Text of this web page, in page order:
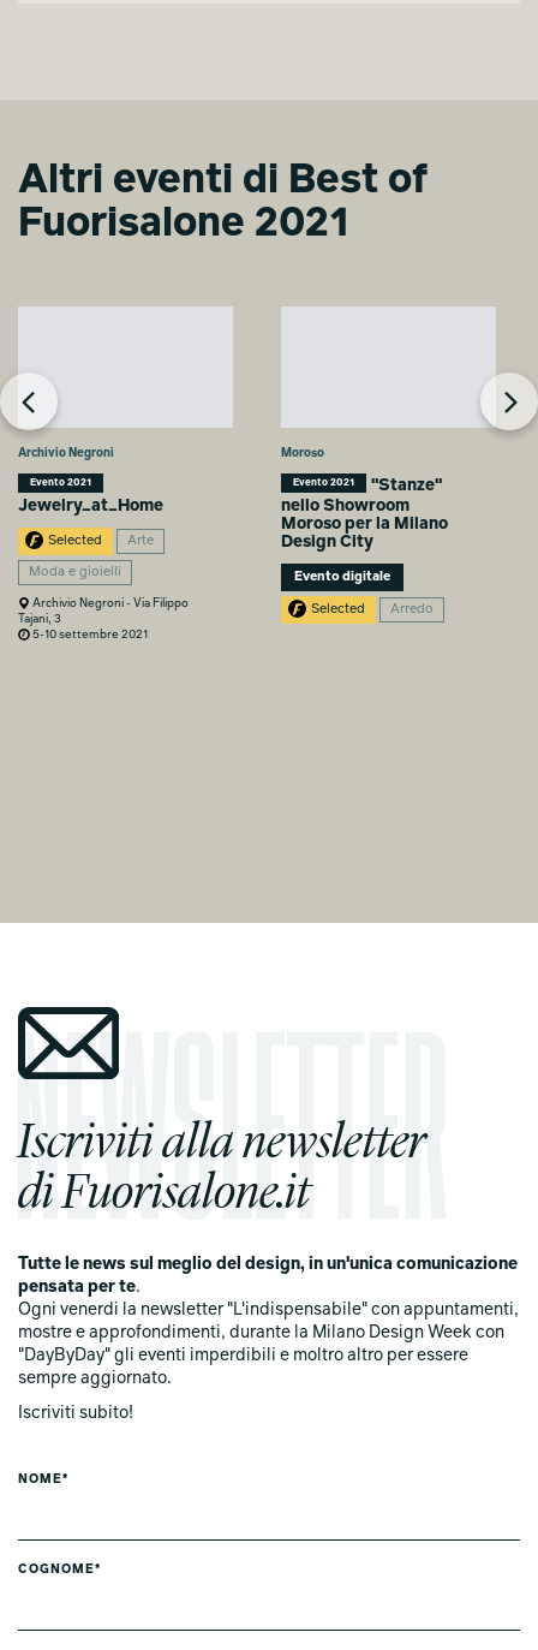
Altri eventi di Best of
Fuorisalone 2021
Archivio Negroni
Evento 2021
Jewelry_at_Home
Selected Arte
Moda e gioielli
Archivio Negroni - Via Filippo
Tajani, 3
5-10 settembre 2021
Moroso
Evento 2021
"Stanze"
nello Showroom
Moroso per la Milano
Design City
Evento digitale
Selected Arredo
Iscriviti alla newsletter
di Fuorisalone.it
Tutte le news sul meglio del design, in un'unica comunicazione
pensata per te.
Ogni venerdi la newsletter "L'indispensabile" con appuntamenti,
mostre e approfondimenti, durante la Milano Design Week con
"DayByDay" gli eventi imperdibili e moltro altro per essere
sempre aggiornato.
Iscriviti subito!
NOME*
COGNOME*